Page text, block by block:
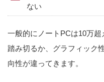
ない
一般的にノートPCは10万
踏み切るか、グラフィック
向性が違ってきます。